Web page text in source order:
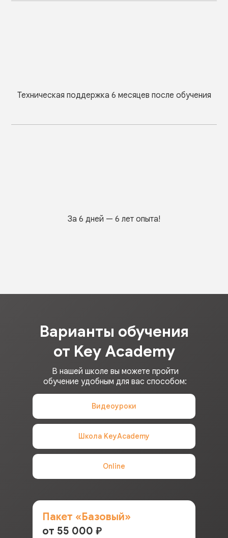
Техническая поддержка 6 месяцев после обучения
За 6 дней — 6 лет опыта!
В нашей школе вы можете пройти
обучение удобным для вас способом:
Видеоуроки
Школа KeyAcademy
Online
от 55 000 ₽
Пакет «Базовый»
Варианты обучения
от Key Academy